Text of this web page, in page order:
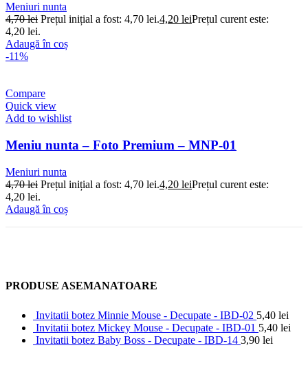
Meniuri nunta
4,70lei Prețul inițial a fost: 4,70 lei.4,20 leiPrețul curent este:
4,20 lei.
Adaugă în coș
-11%
Compare
Quick view
Add to wishlist
Meniu nunta – Foto Premium – MNP-01
Meniuri nunta
4,70lei Prețul inițial a fost: 4,70 lei.4,20 leiPrețul curent este:
4,20 lei.
Adaugă în coș
PRODUSE ASEMANATOARE
Invitatii botez Minnie Mouse - Decupate - IBD-02 5,40 lei
Invitatii botez Mickey Mouse - Decupate - IBD-01 5,40 lei
Invitatii botez Baby Boss - Decupate - IBD-14 3,90 lei